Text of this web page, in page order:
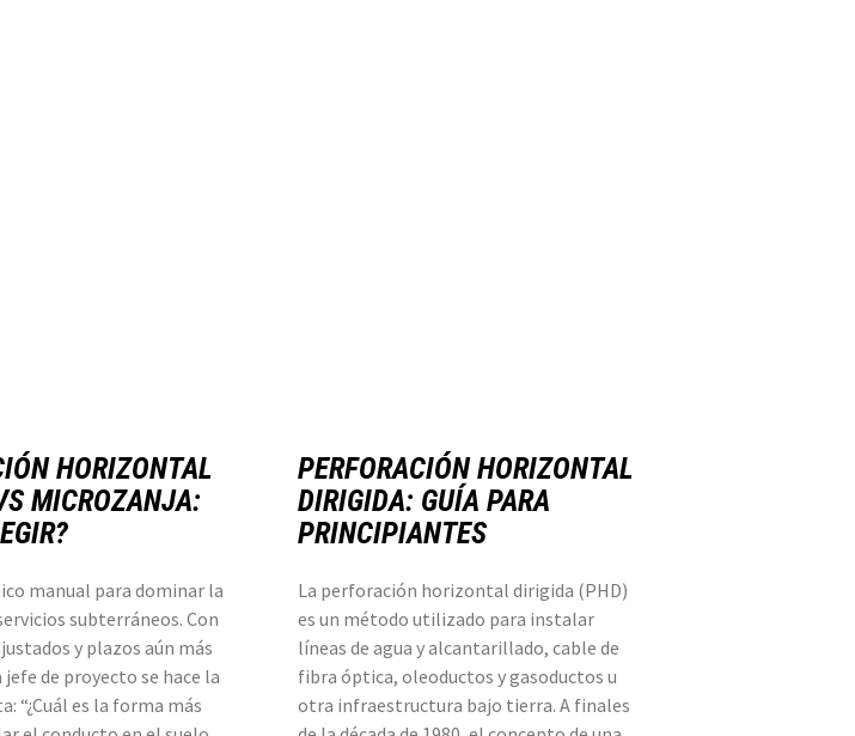
HORIZONTAL
MICROZANJA:
manual para dominar la
subterráneos. Con
y plazos aún más
de proyecto se hace la
“¿Cuál es la forma más
PERFORACIÓN HORIZONTAL
DIRIGIDA: GUÍA PARA
PRINCIPIANTES
La perforación horizontal dirigida (PHD)
es un método utilizado para instalar
líneas de agua y alcantarillado, cable de
fibra óptica, oleoductos y gasoductos u
otra infraestructura bajo tierra. A finales